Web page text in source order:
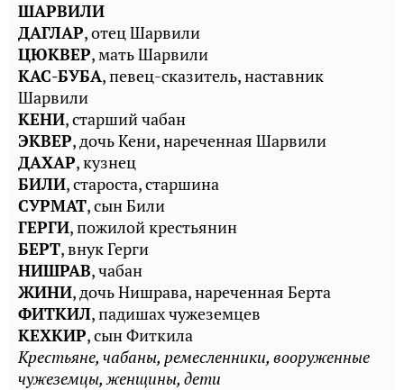
ШАРВИЛИ
ДАГЛАР, отец Шарвили
ЦЮКВЕР, мать Шарвили
КАС-БУБА, певец-сказитель, наставник
Шарвили
КЕНИ, старший чабан
ЭКВЕР, дочь Кени, нареченная Шарвили
ДАХАР, кузнец
БИЛИ, староста, старшина
СУРМАТ, сын Били
ГЕРГИ, пожилой крестьянин
БЕРТ, внук Герги
НИШРАВ, чабан
ЖИНИ, дочь Нишрава, нареченная Берта
ФИТКИЛ, падишах чужеземцев
КЕХКИР, сын Фиткила
Крестьяне, чабаны, ремесленники, вооруженные
чужеземцы, женщины, дети